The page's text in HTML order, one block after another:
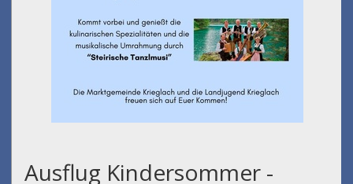
Ausflug Kindersommer -